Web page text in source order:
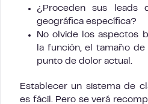
¿Proceden sus leads
geográfica específica?
No olvide los aspectos
la función, el tamaño
punto de dolor actual.
Establecer un sistema de
es fácil. Pero se verá